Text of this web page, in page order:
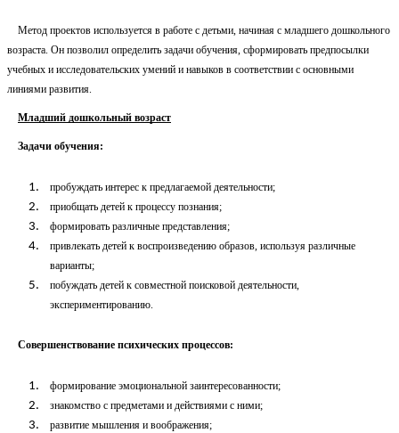
Метод проектов используется в работе с детьми, начиная с младшего дошкольного
возраста. Он позволил определить задачи обучения, сформировать предпосылки
учебных и исследовательских умений и навыков в соответствии с основными
линиями развития.
Младший дошкольный возраст
Задачи обучения:
пробуждать интерес к предлагаемой деятельности;
приобщать детей к процессу познания;
формировать различные представления;
привлекать детей к воспроизведению образов, используя различные
варианты;
побуждать детей к совместной поисковой деятельности,
экспериментированию.
Совершенствование психических процессов:
формирование эмоциональной заинтересованности;
знакомство с предметами и действиями с ними;
развитие мышления и воображения;